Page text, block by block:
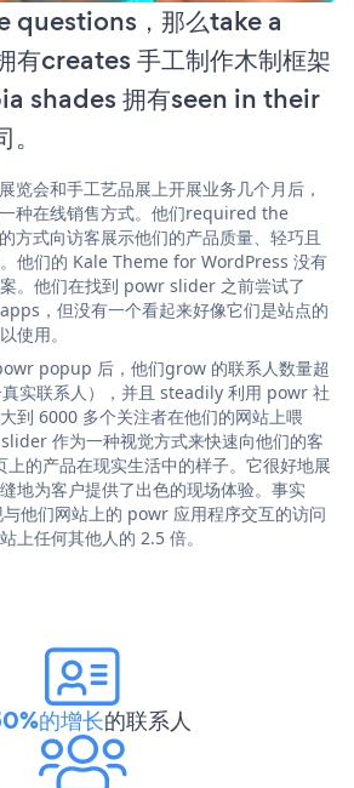
questions，那么take a
有creates 手工制作木制框架
shades 拥有seen in their
会和手工艺品展上开展业务几个月后，
种在线销售方式。他们required the
方式向访客展示他们的产品质量、轻巧且
他们的 Kale Theme for WordPress 没有
。他们在找到 powr slider 之前尝试了
，但没有一个看起来好像它们是站点的
使用。
popup 后，他们grow 的联系人数量超
实联系人），并且 steadily 利用 powr 社
到 6000 多个关注者在他们的网站上喂
作为一种视觉方式来快速向他们的客
的产品在现实生活中的样子。它很好地展
地为客户提供了出色的现场体验。事实
他们网站上的 powr 应用程序交互的访问
上任何其他人的 2.5 倍。
的增长的联系人